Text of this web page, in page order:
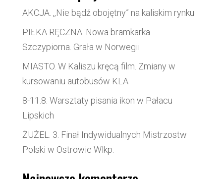
AKCJA. ,,Nie bądź obojętny” na kaliskim rynku
PIŁKA RĘCZNA. Nowa bramkarka
Szczypiorna. Grała w Norwegii
MIASTO. W Kaliszu kręcą film. Zmiany w
kursowaniu autobusów KLA
8-11.8. Warsztaty pisania ikon w Pałacu
Lipskich
ŻUŻEL. 3. Finał Indywidualnych Mistrzostw
Polski w Ostrowie Wlkp.